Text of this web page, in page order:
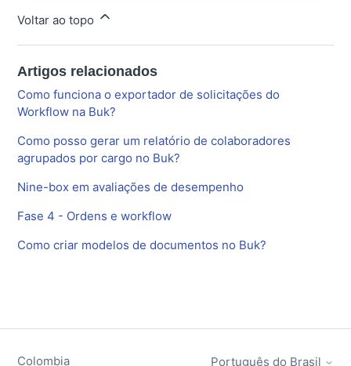
Voltar ao topo
Artigos relacionados
Como funciona o exportador de solicitações do
Workflow na Buk?
Como posso gerar um relatório de colaboradores
agrupados por cargo no Buk?
Nine-box em avaliações de desempenho
Fase 4 - Ordens e workflow
Como criar modelos de documentos no Buk?
Colombia Português do Brasil